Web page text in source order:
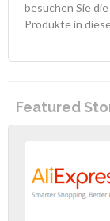
besuchen Sie
Produkte in
Featured